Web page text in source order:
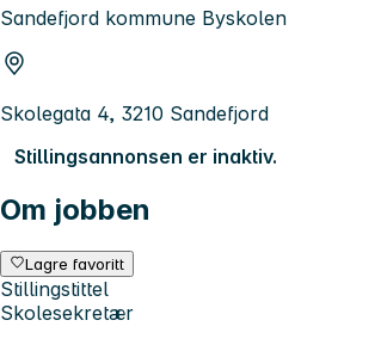
Sandefjord kommune Byskolen
Skolegata 4, 3210 Sandefjord
Stillingsannonsen er inaktiv.
Om jobben
Lagre favoritt
Stillingstittel
Skolesekretær